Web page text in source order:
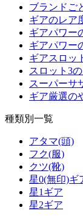
ブランドご
ギアのレア
ギアパワー
ギアパワー
ギアスロッ
スロット3
スーパーサ
ギア厳選の
種類別一覧
アタマ(頭)
フク(服)
クツ(靴)
星0(無印)ギ
星1ギア
星2ギア